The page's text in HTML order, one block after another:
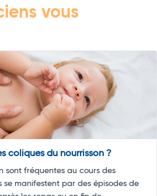
vous
coliques du nourrisson ?
sont fréquentes au cours des
se manifestent par des épisodes de